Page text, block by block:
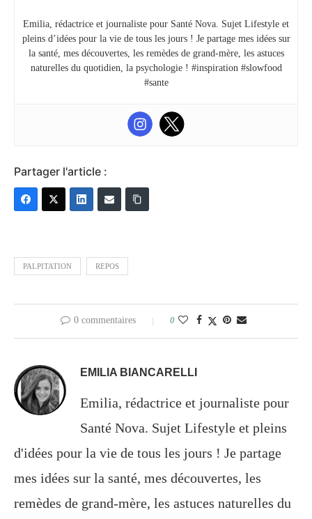
Emilia, rédactrice et journaliste pour Santé Nova. Sujet Lifestyle et
pleins d’idées pour la vie de tous les jours ! Je partage mes idées sur
la santé, mes découvertes, les remèdes de grand-mère, les astuces
naturelles du quotidien, la psychologie ! #inspiration #slowfood
#sante
Partager l'article :
PALPITATION REPOS
0 commentaires 0
EMILIA BIANCARELLI
Emilia, rédactrice et journaliste pour
Santé Nova. Sujet Lifestyle et pleins
d'idées pour la vie de tous les jours ! Je partage
mes idées sur la santé, mes découvertes, les
remèdes de grand-mère, les astuces naturelles du